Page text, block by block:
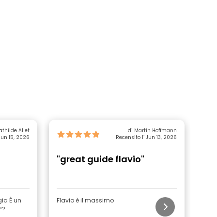
Allet
15, 2026
di Martin Hoffmann
Recensito l’ Jun 13, 2026
"great guide flavio"
Flavio è il massimo